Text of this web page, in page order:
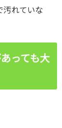
汚れていな
っても大